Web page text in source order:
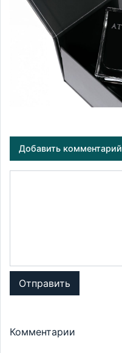
Добавить комментарий
Отправить
Комментарии